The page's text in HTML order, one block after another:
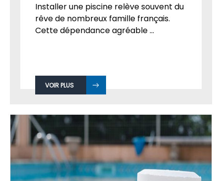
Installer une piscine relève souvent du
rêve de nombreux famille français.
Cette dépendance agréable ...
VOIR PLUS